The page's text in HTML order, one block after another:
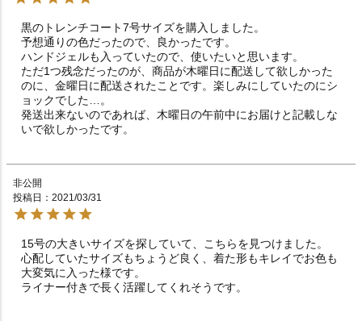
黒のトレンチコート7号サイズを購入しました。
予想通りの色だったので、良かったです。
ハンドジェルも入っていたので、使いたいと思います。
ただ1つ残念だったのが、商品が木曜日に配送して欲しかった
のに、金曜日に配送されたことです。楽しみにしていたのにシ
ョックでした…。
発送出来ないのであれば、木曜日の午前中にお届けと記載しな
いで欲しかったです。
非公開
投稿日
2021/03/31
15号の大きいサイズを探していて、こちらを見つけました。
心配していたサイズもちょうど良く、着た形もキレイでお色も
大変気に入った様です。
ライナー付きで長く活躍してくれそうです。